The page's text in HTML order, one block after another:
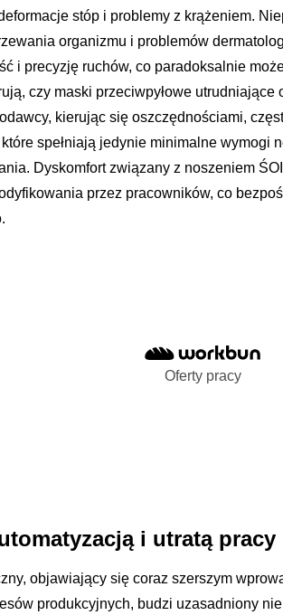
stóp i problemy z krążeniem.
organizmu i problemów
i precyzję ruchów, co paradoksalnie
czy maski przeciwpyłowe
kierując się oszczędnościami,
spełniają jedynie minimalne wymogi
Dyskomfort związany z noszeniem
przez pracowników, co
Oferty pracy
i utratą pracy
objawiający się coraz szerszym
produkcyjnych, budzi uzasadniony